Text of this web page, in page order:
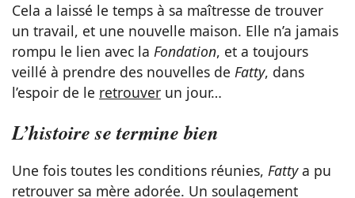
Cela a laissé le temps à sa maîtresse de trouver
un travail, et une nouvelle maison. Elle n’a jamais
rompu le lien avec la Fondation, et a toujours
veillé à prendre des nouvelles de Fatty, dans
l’espoir de le retrouver un jour…
L’histoire se termine bien
Une fois toutes les conditions réunies, Fattya pu
retrouver sa mère adorée. Un soulagement